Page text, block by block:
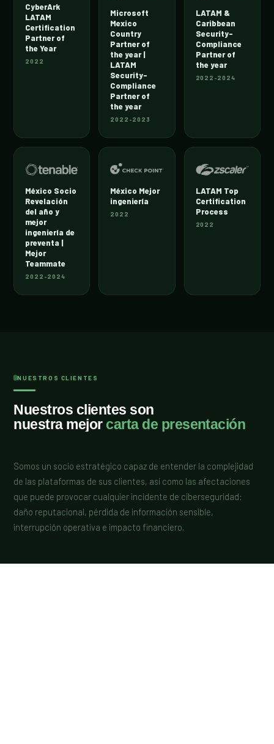
CyberArk
LATAM
Certification
Partner of
the Year
2022
Microsoft
Mexico
Country
Partner of
the year |
LATAM
Security-
Compliance
Partner of
the year
2022-2023
LATAM &
Caribbean
Security-
Compliance
Partner of
the year
2022-2024
México Socio
Revelación
del año y
mejor
ingeniería de
preventa |
Mejor
Teammate
2022-2024
México Mejor
ingeniería
2022
LATAM Top
Certification
Process
2022
NUESTROS CLIENTES
Nuestros clientes son
nuestra mejor carta de presentación
Somos un socio estratégico capaz de entender la complejidad
de las plataformas de sus clientes, así como las afectaciones
que puede provocar cualquier incidente de ciberseguridad:
daño reputacional, pérdida de información sensible,
interrupción operativa e impacto financiero.